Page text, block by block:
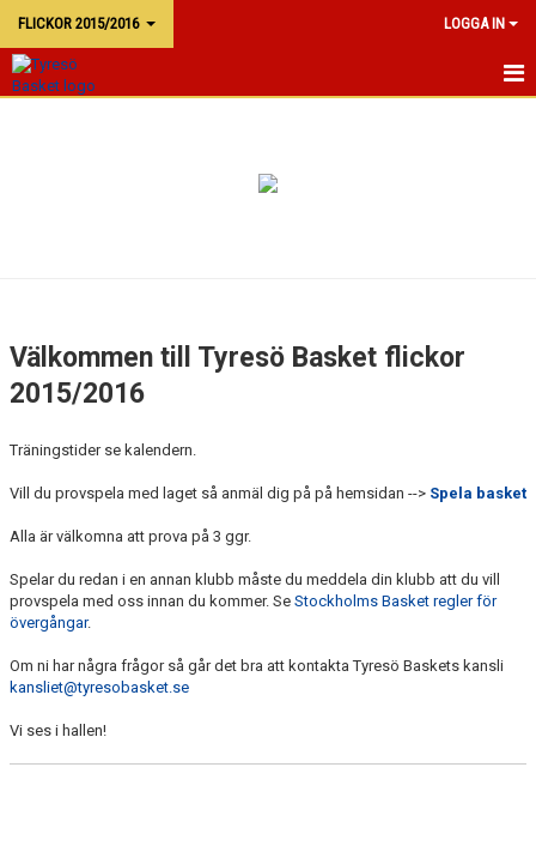
FLICKOR 2015/2016 LOGGA IN
Välkommen till Tyresö Basket flickor
2015/2016
Träningstider se kalendern.
Vill du provspela med laget så anmäl dig på på hemsidan --> Spela basket
Alla är välkomna att prova på 3 ggr.
Spelar du redan i en annan klubb måste du meddela din klubb att du vill
provspela med oss innan du kommer. Se Stockholms Basket regler för
övergångar.
Om ni har några frågor så går det bra att kontakta Tyresö Baskets kansli
kansliet@tyresobasket.se
Vi ses i hallen!